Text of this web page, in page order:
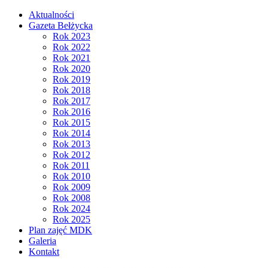
Aktualności
Gazeta Bełżycka
Rok 2023
Rok 2022
Rok 2021
Rok 2020
Rok 2019
Rok 2018
Rok 2017
Rok 2016
Rok 2015
Rok 2014
Rok 2013
Rok 2012
Rok 2011
Rok 2010
Rok 2009
Rok 2008
Rok 2024
Rok 2025
Plan zajęć MDK
Galeria
Kontakt